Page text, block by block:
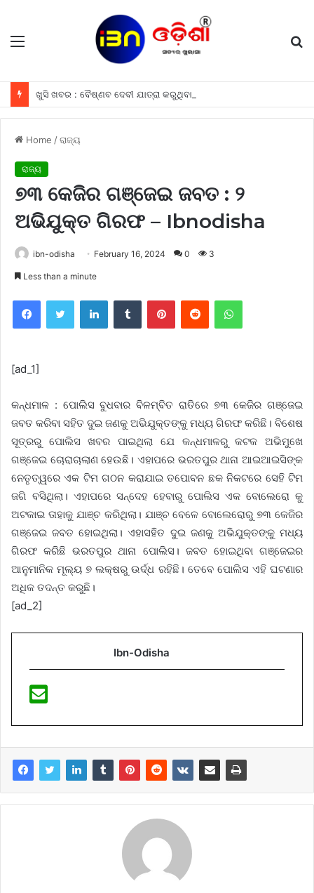
Menu
Home /ରାଜ୍ୟ
ରାଜ୍ୟ
୭୩ କେଜିର ଗଞ୍ଜେଇ ଜବତ : ୨
ଅଭିଯୁକ୍ତ ଗିରଫ – Ibnodisha
ibn-odisha February 16, 2024 0 3
Less than a minute
FacebookTwitter LinkedInTumblr PinterestReddit WhatsApp
[ad_1]
କନ୍ଧମାଳ : ପୋଲିସ ବୁଧବାର ବିଳମ୍ବିତ ରାତିରେ ୭୩ କେଜିର ଗଞ୍ଜେଇ
ଜବତ କରିବା ସହିତ ଦୁଇ ଜଣକୁ ଅଭିଯୁକ୍ତଙ୍କୁ ମଧ୍ୟ ଗିରଫ କରିଛି। ବିଶେଷ
ସୂତ୍ରରୁ ପୋଲିସ ଖବର ପାଇଥିଲା ଯେ କନ୍ଧମାଳରୁ କଟକ ଅଭିମୁଖେ
ଗଞ୍ଜେଇ ଚୋରାଚାଲାଣ ହେଉଛି। ଏହାପରେ ଭରତପୁର ଥାନା ଆଇଆଇସିଙ୍କ
ନେତୃତ୍ୱରେ ଏକ ଟିମ ଗଠନ କରାଯାଇ ତପୋବନ ଛକ ନିକଟରେ ସେହି ଟିମ
ଜଗି ବସିଥିଲା। ଏହାପରେ ସନ୍ଦେହ ହେବାରୁ ପୋଲିସ ଏକ ବୋଲେରୋ କୁ
ଅଟକାଇ ତାହାକୁ ଯାଞ୍ଚ କରିଥିଲା। ଯାଞ୍ଚ ବେଳେ ବୋଲେରୋରୁ ୭୩ କେଜିର
ଗଞ୍ଜେଇ ଜବତ ହୋଇଥିଲା। ଏହାସହିତ ଦୁଇ ଜଣକୁ ଅଭିଯୁକ୍ତଙ୍କୁ ମଧ୍ୟ
ଗିରଫ କରିଛି ଭରତପୁର ଥାନା ପୋଲିସ। ଜବତ ହୋଇଥିବା ଗଞ୍ଜେଇର
ଆନୁମାନିକ ମୂଲ୍ୟ ୭ ଲକ୍ଷରୁ ଉର୍ଦ୍ଧ ରହିଛି। ତେବେ ପୋଲିସ ଏହି ଘଟଣାର
ଅଧିକ ତଦନ୍ତ କରୁଛି।
[ad_2]
Ibn-Odisha